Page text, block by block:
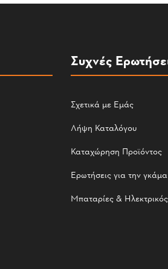
Συχνές
Σχετικά με Εμάς
Λήψη Καταλόγου
Καταχώρηση Προϊόντος
Ερωτήσεις για την γκάμα
Μπαταρίες &